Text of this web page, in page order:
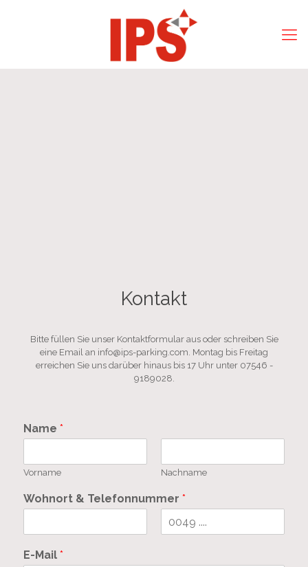
Kontakt
Bitte füllen Sie unser Kontaktformular aus oder schreiben Sie
eine Email an info@ips-parking.com. Montag bis Freitag
erreichen Sie uns darüber hinaus bis 17 Uhr unter 07546 -
9189028.
Name *
Vorname Nachname
Wohnort & Telefonnummer *
o
rE-Mail *